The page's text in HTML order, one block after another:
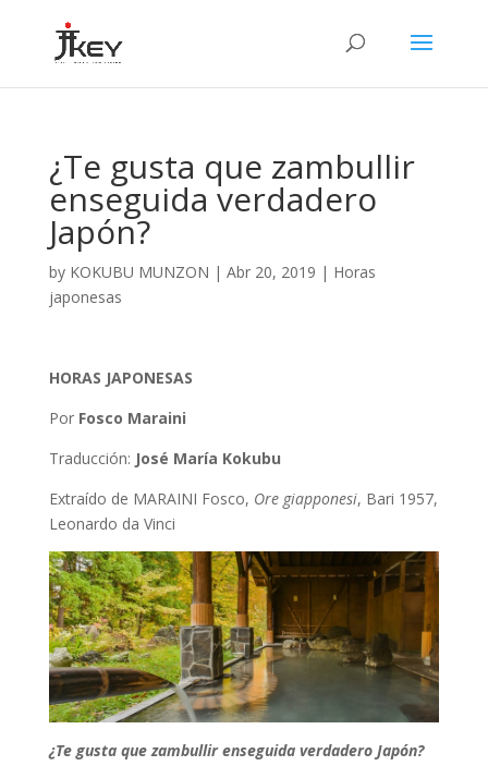
¿Te gusta que zambullir
enseguida verdadero
Japón?
by KOKUBU MUNZON | Abr 20, 2019 | Horas
japonesas
HORAS JAPONESAS
Por Fosco Maraini
Traducción: José María Kokubu
Extraído de MARAINI Fosco, Ore giapponesi, Bari 1957,
Leonardo da Vinci
¿Te gusta que zambullir enseguida verdadero Japón?